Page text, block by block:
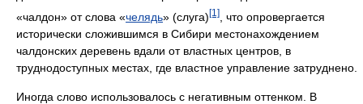
«чалдон» от слова «челядь» (слуга)[1]
, что опровергается
исторически сложившимся в Сибири местонахождением
чалдонских деревень вдали от властных центров, в
труднодоступных местах, где властное управление затруднено.
Иногда слово использовалось с негативным оттенком. В